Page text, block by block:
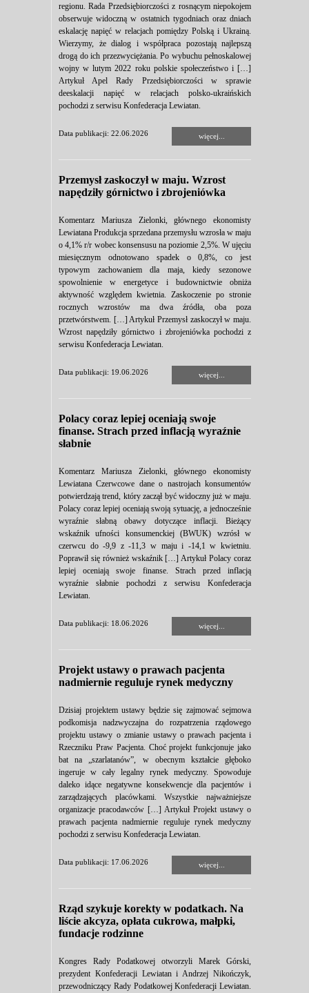
regionu. Rada Przedsiębiorczości z rosnącym niepokojem
obserwuje widoczną w ostatnich tygodniach oraz dniach
eskalację napięć w relacjach pomiędzy Polską i Ukrainą.
Wierzymy, że dialog i współpraca pozostają najlepszą
drogą do ich przezwyciężania. Po wybuchu pełnoskalowej
wojny w lutym 2022 roku polskie społeczeństwo i […]
Artykuł Apel Rady Przedsiębiorczości w sprawie
deeskalacji napięć w relacjach polsko-ukraińskich
pochodzi z serwisu Konfederacja Lewiatan.
Data publikacji: 22.06.2026 więcej...
Przemysł zaskoczył w maju. Wzrost
napędziły górnictwo i zbrojeniówka
Komentarz Mariusza Zielonki, głównego ekonomisty
Lewiatana Produkcja sprzedana przemysłu wzrosła w maju
o 4,1% r/r wobec konsensusu na poziomie 2,5%. W ujęciu
miesięcznym odnotowano spadek o 0,8%, co jest
typowym zachowaniem dla maja, kiedy sezonowe
spowolnienie w energetyce i budownictwie obniża
aktywność względem kwietnia. Zaskoczenie po stronie
rocznych wzrostów ma dwa źródła, oba poza
przetwórstwem. […] Artykuł Przemysł zaskoczył w maju.
Wzrost napędziły górnictwo i zbrojeniówka pochodzi z
serwisu Konfederacja Lewiatan.
Data publikacji: 19.06.2026 więcej...
Polacy coraz lepiej oceniają swoje
finanse. Strach przed inflacją wyraźnie
słabnie
Komentarz Mariusza Zielonki, głównego ekonomisty
Lewiatana Czerwcowe dane o nastrojach konsumentów
potwierdzają trend, który zaczął być widoczny już w maju.
Polacy coraz lepiej oceniają swoją sytuację, a jednocześnie
wyraźnie słabną obawy dotyczące inflacji. Bieżący
wskaźnik ufności konsumenckiej (BWUK) wzrósł w
czerwcu do -9,9 z -11,3 w maju i -14,1 w kwietniu.
Poprawił się również wskaźnik […] Artykuł Polacy coraz
lepiej oceniają swoje finanse. Strach przed inflacją
wyraźnie słabnie pochodzi z serwisu Konfederacja
Lewiatan.
Data publikacji: 18.06.2026 więcej...
Projekt ustawy o prawach pacjenta
nadmiernie reguluje rynek medyczny
Dzisiaj projektem ustawy będzie się zajmować sejmowa
podkomisja nadzwyczajna do rozpatrzenia rządowego
projektu ustawy o zmianie ustawy o prawach pacjenta i
Rzeczniku Praw Pacjenta. Choć projekt funkcjonuje jako
bat na „szarlatanów”, w obecnym kształcie głęboko
ingeruje w cały legalny rynek medyczny. Spowoduje
daleko idące negatywne konsekwencje dla pacjentów i
zarządzających placówkami. Wszystkie najważniejsze
organizacje pracodawców […] Artykuł Projekt ustawy o
prawach pacjenta nadmiernie reguluje rynek medyczny
pochodzi z serwisu Konfederacja Lewiatan.
Data publikacji: 17.06.2026 więcej...
Rząd szykuje korekty w podatkach. Na
liście akcyza, opłata cukrowa, małpki,
fundacje rodzinne
Kongres Rady Podatkowej otworzyli Marek Górski,
prezydent Konfederacji Lewiatan i Andrzej Nikończyk,
przewodniczący Rady Podatkowej Konfederacji Lewiatan.